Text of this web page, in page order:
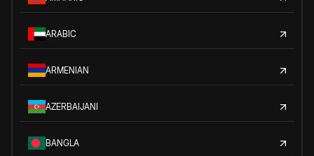
ARABIC
ARMENIAN
AZERBAIJANI
BANGLA